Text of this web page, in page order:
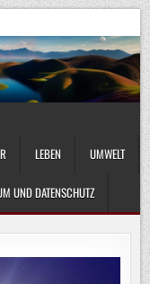
LEBEN UMWELT
UND DATENSCHUTZ